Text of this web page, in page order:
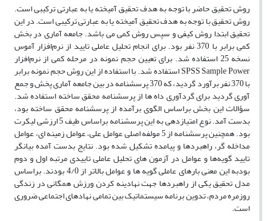
روش تحقیق حاضر با توجه به هدف تحقیق آمیخته یا به عبارتی ترکیبی است.
روش تحقیق با توجه به هدف تحقیق آمیخته یا به عبارتی ترکیبی است. در این
تحقیق ابتدا روش کیفی و سپس روش کمی می باشد. جامعه آماری در بخش
کمی برابر با 370 نفر بود. برای انجام تحلیل عاملی تایید از نرم‌افزار آموس
نسخه 25 استفاده شد. برای تعیین حجم نمونه در مرحله کمی از نرم‌افزار
SPSS Sample Power استفاده شد. با استفاده از این روش حجم نمونه برابر
با 370 نفر برآورد گردید، که 370 پرسشنامه در بین جامعه آماری پخش و جمع
آوری گردید برای گردآوری داه ها از پرسشنامه محقق ساخته استفاده شد.
سؤالات این بخش براساس الگوی برآمده از پرسشنامه محقق ساخته بود،
بدست آمد. نوع امتیاز‌دهی به این پرسشنامه براساس طیف 5 ارزشی لیکرت
بود. همچنین پرسشنامه از 5 مولفه اصلی عوامل علی، عوامل زمینه ای، عوامل
مداخله گر، راهبردها و پیامده تشکیل شده بود. نتایج بدست آمده بیانگر
تایید گویه‌ها و عوامل در آزمون های تحلیل عاملی تاییدی مرتبه اول و دوم
بودبه این معنی بارهای عاملی گویه ها و عوامل بالاتر از 4/0 بودند. براساس
مدل تحقیق یکی از راهبردها جهت نهادینه کردن ورزش همگانی در زندگی
روزمره مردم، تدوین برنامه سیستماتیک بین تمامی نهادهای اجتماعی ضروری
است.